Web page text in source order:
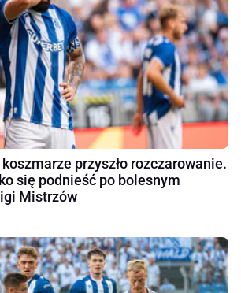
przyszło rozczarowanie.
się podnieść po bolesnym
Mistrzów